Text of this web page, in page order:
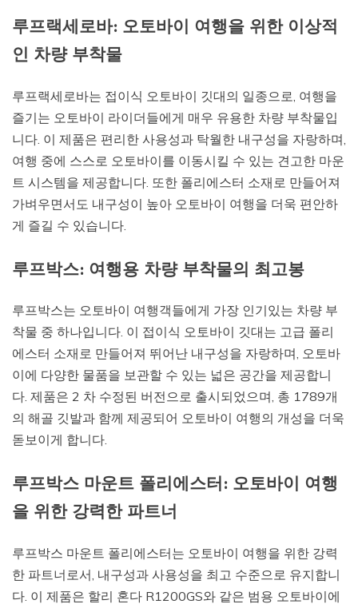
루프랙세로바: 오토바이 여행을 위한 이상적
인 차량 부착물
루프랙세로바는 접이식 오토바이 깃대의 일종으로, 여행을
즐기는 오토바이 라이더들에게 매우 유용한 차량 부착물입
니다. 이 제품은 편리한 사용성과 탁월한 내구성을 자랑하며,
여행 중에 스스로 오토바이를 이동시킬 수 있는 견고한 마운
트 시스템을 제공합니다. 또한 폴리에스터 소재로 만들어져
가벼우면서도 내구성이 높아 오토바이 여행을 더욱 편안하
게 즐길 수 있습니다.
루프박스: 여행용 차량 부착물의 최고봉
루프박스는 오토바이 여행객들에게 가장 인기있는 차량 부
착물 중 하나입니다. 이 접이식 오토바이 깃대는 고급 폴리
에스터 소재로 만들어져 뛰어난 내구성을 자랑하며, 오토바
이에 다양한 물품을 보관할 수 있는 넓은 공간을 제공합니
다. 제품은 2 차 수정된 버전으로 출시되었으며, 총 1789개
의 해골 깃발과 함께 제공되어 오토바이 여행의 개성을 더욱
돋보이게 합니다.
루프박스 마운트 폴리에스터: 오토바이 여행
을 위한 강력한 파트너
루프박스 마운트 폴리에스터는 오토바이 여행을 위한 강력
한 파트너로서, 내구성과 사용성을 최고 수준으로 유지합니
다. 이 제품은 할리 혼다 R1200GS와 같은 범용 오토바이에